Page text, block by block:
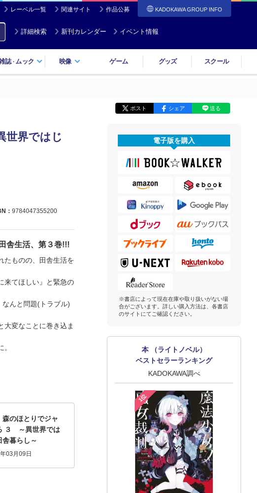
レーベル一覧 関連サイト 作品公募 KADOKAWA GROUP INFO
詳細検索 新刊カレンダー イベント情報
誌・ ムック 映像 ゲーム グッズ スクール
ポスト シェア 送る
界ではじ
： 9784047355200
舎生活、第３巻!!!
たものの、田舎生活を
来てほしい』と緊急の
なんと問題(トラブル)
大変なことに巻き込ま
森のほとりでジャ
３ ～異世界では
舎暮らし～
03月09日
電子版を購入
※書店によって現在在庫や取り扱いがない場
合がございます。詳しい購入方法は、各書店
のサイトにてご確認ください。
本 （ライトノベル）
ベストセラーランキング
KADOKAWA調べ
1位